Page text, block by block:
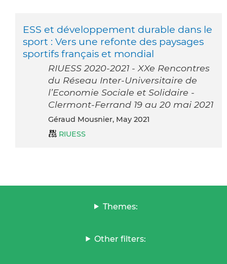
ESS et développement durable dans le
sport : Vers une refonte des paysages
sportifs français et mondial
RIUESS 2020-2021 - XXe Rencontres
du Réseau Inter-Universitaire de
l’Economie Sociale et Solidaire -
Clermont-Ferrand 19 au 20 mai 2021
Géraud Mousnier, May 2021
RIUESS
Themes:
Other filters: